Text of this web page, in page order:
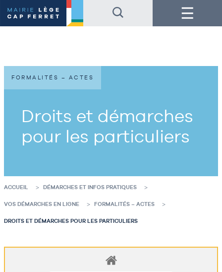
au
contenu
de
au
pied
de
Menu
Droits et démarches
pour les particuliers
FORMALITÉS – ACTES
ACCUEIL DÉMARCHES ET INFOS PRATIQUES
VOS DÉMARCHES EN LIGNE FORMALITÉS – ACTES
DROITS ET DÉMARCHES POUR LES PARTICULIERS